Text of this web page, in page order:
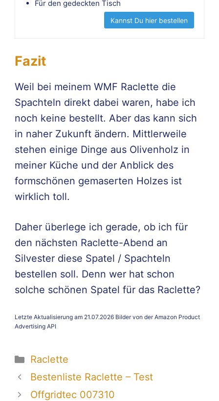
Für den gedeckten Tisch
Kannst Du hier bestellen
Fazit
Weil bei meinem WMF Raclette die
Spachteln direkt dabei waren, habe ich
noch keine bestellt. Aber das kann sich
in naher Zukunft ändern. Mittlerweile
stehen einige Dinge aus Olivenholz in
meiner Küche und der Anblick des
formschönen gemaserten Holzes ist
wirklich toll.
Daher überlege ich gerade, ob ich für
den nächsten Raclette-Abend an
Silvester diese Spatel / Spachteln
bestellen soll. Denn wer hat schon
solche schönen Spatel für das Raclette?
Letzte Aktualisierung am 21.07.2026 Bilder von der Amazon Product
Advertising API
Kategorien
Raclette
Bestenliste Raclette – Test
Offgridtec 007310